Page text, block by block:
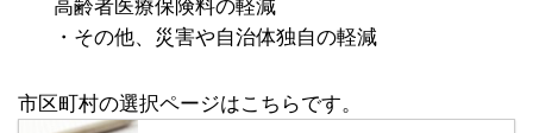
高齢者医療保険料の軽減
・その他、災害や自治体独自の軽減
市区町村の選択ページはこちらです。